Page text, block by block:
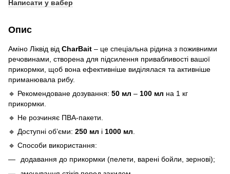
Написати у вабер
Опис
Аміно Ліквід від CharBait – це спеціальна рідина з поживними
речовинами, створена для підсилення привабливості вашої
прикормки, щоб вона ефективніше виділялася та активніше
приманювала рибу.
🔹 Рекомендоване дозування: 50 мл – 100 мл на 1 кг
прикормки.
🔹 Не розчиняє ПВА-пакети.
🔹 Доступні об’єми: 250 мл і 1000 мл
🔹 Способи використання:
додавання до прикормки (пелети, варені бойли, зернові);